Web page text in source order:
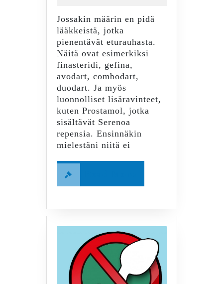
Jossakin määrin en pidä
lääkkeistä, jotka
pienentävät eturauhasta.
Näitä ovat esimerkiksi
finasteridi, gefina,
avodart, combodart,
duodart. Ja myös
luonnolliset lisäravinteet,
kuten Prostamol, jotka
sisältävät Serenoa
repensia. Ensinnäkin
mielestäni niitä ei
More